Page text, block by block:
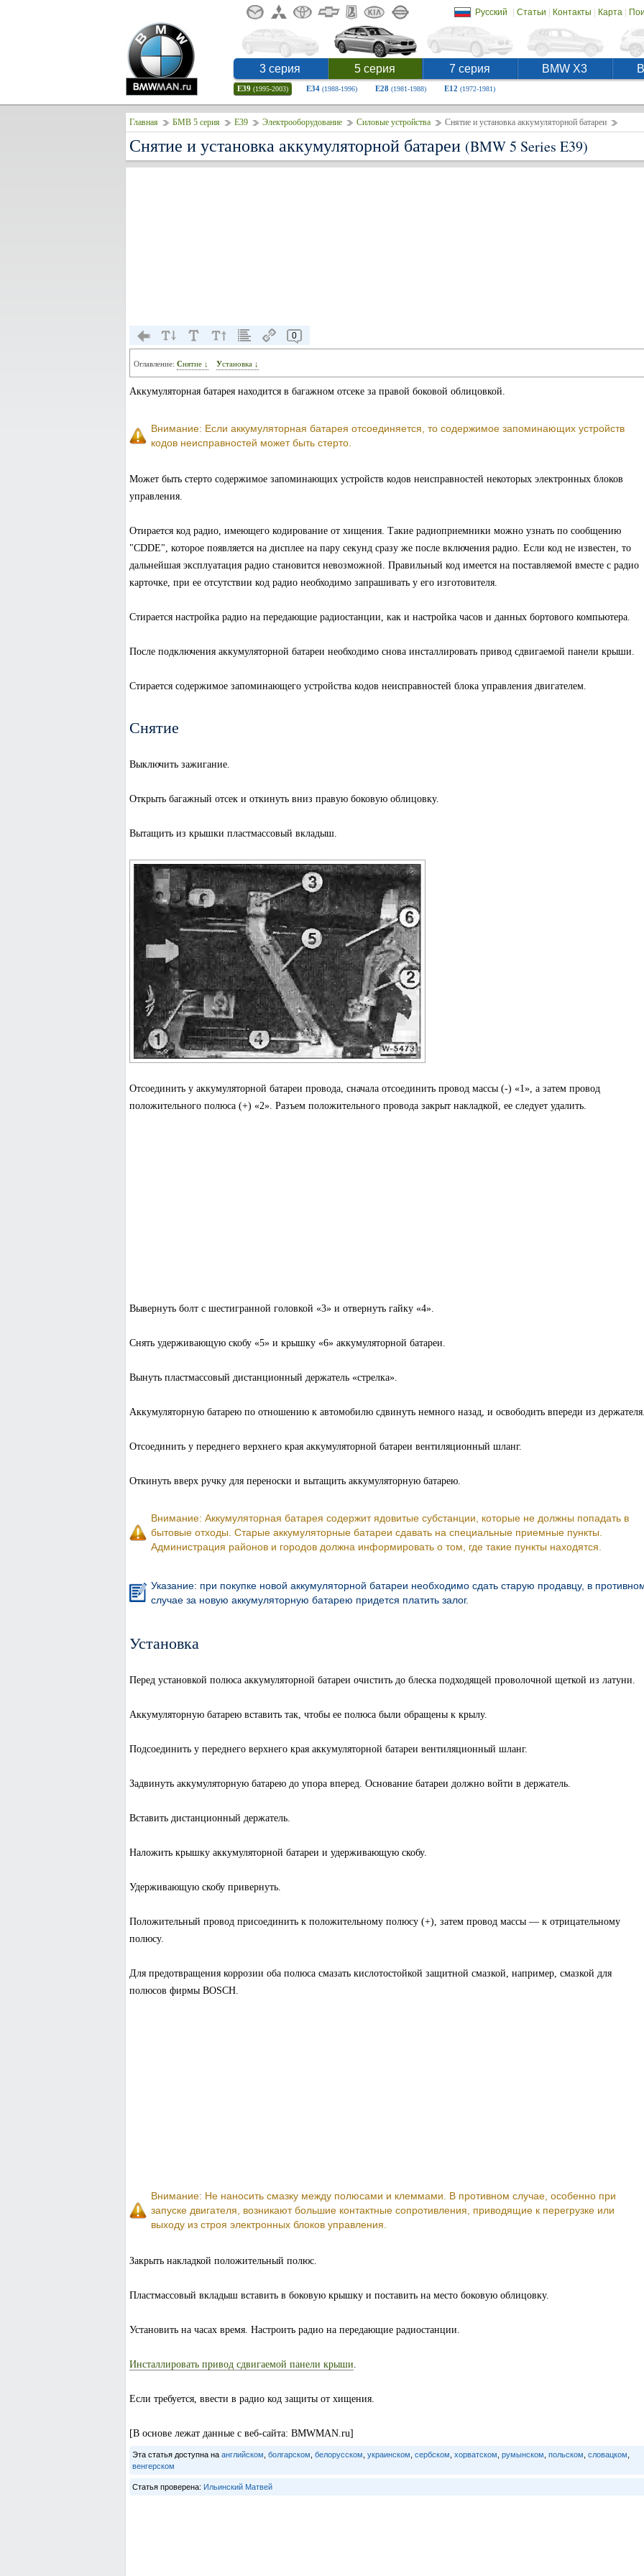
Русский | Статьи | Контакты | Карта|
3 серия 5 серия 7 серия BMW X3
E39 (1995-2003) E34 (1988-1996) E28 (1981-1988) E12 (1972-1981)
Главная БМВ 5 серия E39 Электрооборудование Силовые устройства Снятие и установка аккумуляторной батареи
Снятие и установка аккумуляторной батареи (BMW 5 Series E39)
0
Оглавление: Снятие ↓ Установка ↓
Аккумуляторная батарея находится в багажном отсеке за правой боковой облицовкой.
Внимание: Если аккумуляторная батарея отсоединяется, то содержимое запоминающих устройств
кодов неисправностей может быть стерто.
Может быть стерто содержимое запоминающих устройств кодов неисправностей некоторых электронных блоков
управления.
Отирается код радио, имеющего кодирование от хищения. Такие радиоприемники можно узнать по сообщению
"CDDE", которое появляется на дисплее на пару секунд сразу же после включения радио. Если код не известен, то
дальнейшая эксплуатация радио становится невозможной. Правильный код имеется на поставляемой вместе с радио
карточке, при ее отсутствии код радио необходимо запрашивать у его изготовителя.
Стирается настройка радио на передающие радиостанции, как и настройка часов и данных бортового компьютера.
После подключения аккумуляторной батареи необходимо снова инсталлировать привод сдвигаемой панели крыши.
Стирается содержимое запоминающего устройства кодов неисправностей блока управления двигателем.
Снятие
Выключить зажигание.
Открыть багажный отсек и откинуть вниз правую боковую облицовку.
Вытащить из крышки пластмассовый вкладыш.
Отсоединить у аккумуляторной батареи провода, сначала отсоединить провод массы (-) «1», а затем провод
положительного полюса (+) «2». Разъем положительного провода закрыт накладкой, ее следует удалить.
Вывернуть болт с шестигранной головкой «3» и отвернуть гайку «4».
Снять удерживающую скобу «5» и крышку «6» аккумуляторной батареи.
Вынуть пластмассовый дистанционный держатель «стрелка».
Аккумуляторную батарею по отношению к автомобилю сдвинуть немного назад, и освободить впереди из
Отсоединить у переднего верхнего края аккумуляторной батареи вентиляционный шланг.
Откинуть вверх ручку для переноски и вытащить аккумуляторную батарею.
Внимание: Аккумуляторная батарея содержит ядовитые субстанции, которые не должны попадать в
бытовые отходы. Старые аккумуляторные батареи сдавать на специальные приемные пункты.
Администрация районов и городов должна информировать о том, где такие пункты находятся.
Указание: при покупке новой аккумуляторной батареи необходимо сдать старую продавцу, в
случае за новую аккумуляторную батарею придется платить залог.
Установка
Перед установкой полюса аккумуляторной батареи очистить до блеска подходящей проволочной щеткой из латуни.
Аккумуляторную батарею вставить так, чтобы ее полюса были обращены к крылу.
Подсоединить у переднего верхнего края аккумуляторной батареи вентиляционный шланг.
Задвинуть аккумуляторную батарею до упора вперед. Основание батареи должно войти в держатель.
Вставить дистанционный держатель.
Наложить крышку аккумуляторной батареи и удерживающую скобу.
Удерживающую скобу привернуть.
Положительный провод присоединить к положительному полюсу (+), затем провод массы — к отрицательному
полюсу.
Для предотвращения коррозии оба полюса смазать кислотостойкой защитной смазкой, например, смазкой для
полюсов фирмы BOSCH.
Внимание: Не наносить смазку между полюсами и клеммами. В противном случае, особенно при
запуске двигателя, возникают большие контактные сопротивления, приводящие к перегрузке или
выходу из строя электронных блоков управления.
Закрыть накладкой положительный полюс.
Пластмассовый вкладыш вставить в боковую крышку и поставить на место боковую облицовку.
Установить на часах время. Настроить радио на передающие радиостанции.
Инсталлировать привод сдвигаемой панели крыши.
Если требуется, ввести в радио код защиты от хищения.
[В основе лежат данные с веб-сайта: BMWMAN.ru]
Эта статья доступна на английском болгарском белорусском украинском сербском хорватском румынском польском словацком
венгерском
Статья проверена: Ильинский Матвей